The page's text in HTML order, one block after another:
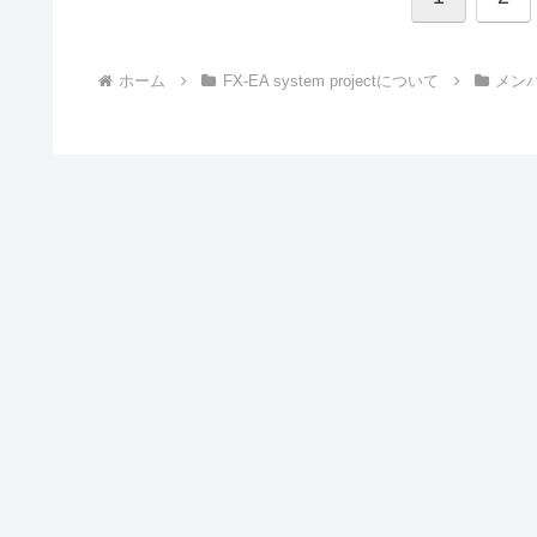
ホーム FX-EA system projectについて メン